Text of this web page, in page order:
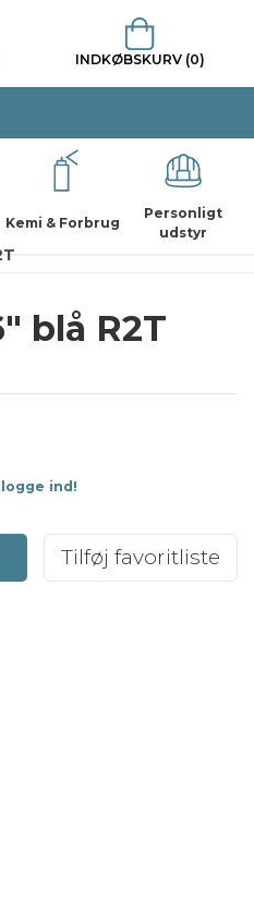
INDKØBSKURV (0)
Kemi & Forbrug
Personligt
udstyr
blå R2T
ind!
Tilføj favoritliste